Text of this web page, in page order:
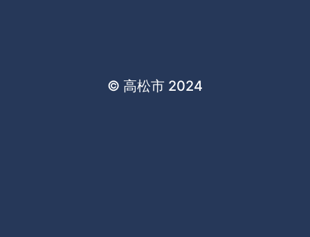
© 高松市 2024